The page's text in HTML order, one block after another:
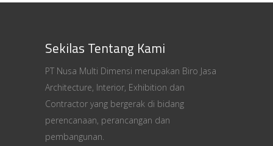
Sekilas Tentang Kami
PT Nusa Multi Dimensi merupakan Biro Jasa
Architecture, Interior, Exhibition dan
Contractor yang bergerak di bidang
perencanaan, perancangan dan
pembangunan.